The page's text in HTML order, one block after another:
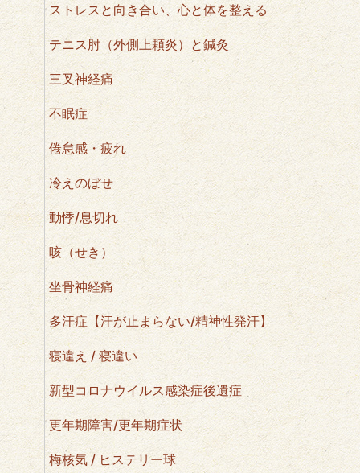
ストレスと向き合い、心と体を整える
テニス肘（外側上顆炎）と鍼灸
三叉神経痛
不眠症
倦怠感・疲れ
冷えのぼせ
動悸/息切れ
咳（せき）
坐骨神経痛
多汗症【汗が止まらない/精神性発汗】
寝違え / 寝違い
新型コロナウイルス感染症後遺症
更年期障害/更年期症状
梅核気 / ヒステリー球